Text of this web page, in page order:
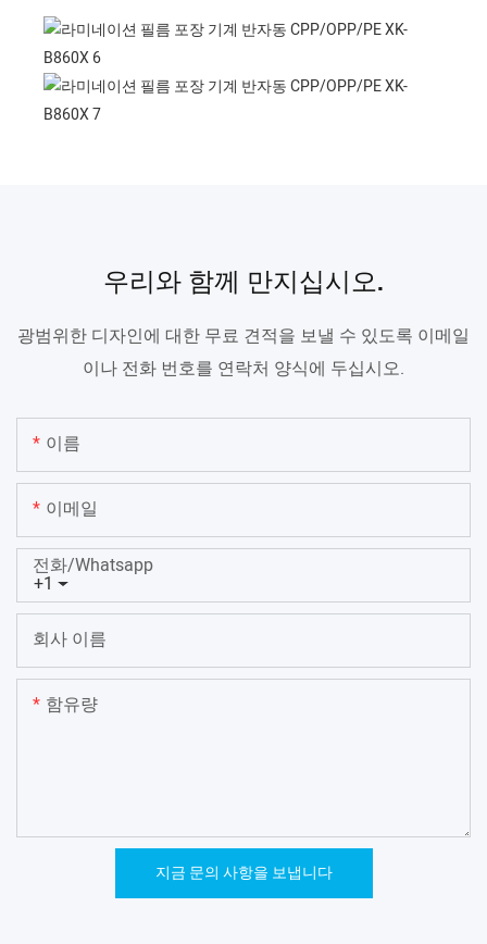
우리와 함께 만지십시오.
광범위한 디자인에 대한 무료 견적을 보낼 수 있도록 이메일
이나 전화 번호를 연락처 양식에 두십시오.
이름
이메일
+1
전화/whatsapp
회사 이름
함유량
지금 문의 사항을 보냅니다